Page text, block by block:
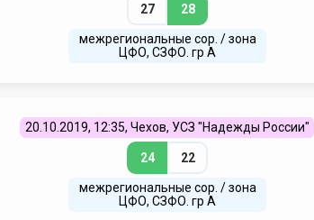
27 28
межрегиональные сор. / зона
ЦФО, СЗФО. гр А
20.10.2019, 12:35, Чехов, УСЗ "Надежды России"
24 22
межрегиональные сор. / зона
ЦФО, СЗФО. гр А